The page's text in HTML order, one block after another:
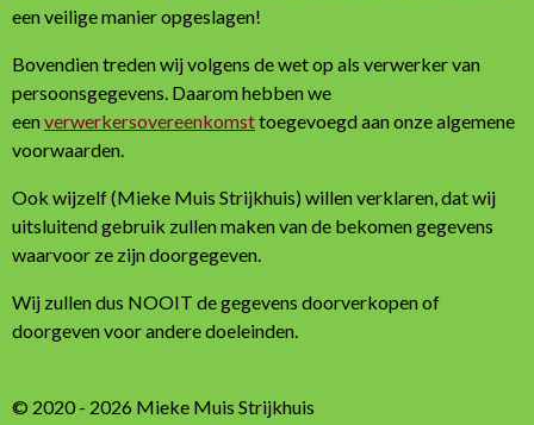
een veilige manier opgeslagen!
Bovendien treden wij volgens de wet op als verwerker van
persoonsgegevens. Daarom hebben we
eenverwerkersovereenkomsttoegevoegd aan onze algemene
voorwaarden.
Ook wijzelf (Mieke Muis Strijkhuis) willen verklaren, dat wij
uitsluitend gebruik zullen maken van de bekomen gegevens
waarvoor ze zijn doorgegeven.
Wij zullen dus NOOIT de gegevens doorverkopen of
doorgeven voor andere doeleinden.
© 2020 - 2026 Mieke Muis Strijkhuis